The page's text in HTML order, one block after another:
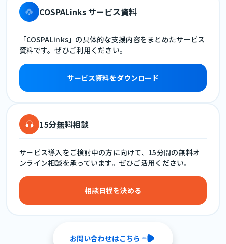
COSPALinks サービス資料
「COSPALinks」の具体的な支援内容をまとめたサービス
資料です。ぜひご利用ください。
サービス資料をダウンロード
15分無料相談
サービス導入をご検討中の方に向けて、15分間の無料オ
ンライン相談を承っています。ぜひご活用ください。
相談日程を決める
お問い合わせはこちら